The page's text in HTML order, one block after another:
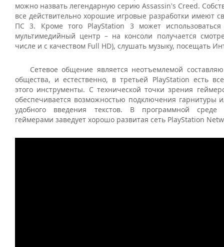
можно назвать легендарную серию Assassin's Creed.
все действительно хорошие игровые разработки имеют
ПС 3. Кроме того PlayStation 3 может
мультимедийный центр – на консоли получается
числе и с качеством Full HD), слушать музыку, посещать
Сетевое общение является неотъемлемой
общества, и естественно, в третьей PlayStation есть
этого инструменты. С технической точки зрения
обеспечивается возможностью подключения гарнитуры
удобного введения текстов. В программной
геймерами заведует хорошо развитая сеть PlayStation